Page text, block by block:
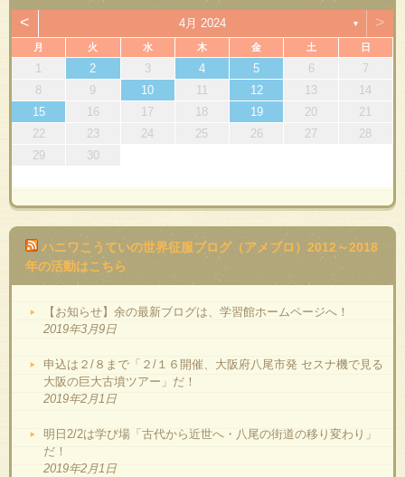
< 4月 2024 ▼ >
月 火 水 木 金 土 日
1 2 3 4 5 6
7
8
9 10 11 12 13
14
15
16 17 18 19 20
21
22
23 24 25 26 27
28
29
30
ハニワこうていの世界征服ブログ（アメブロ）2012～2018
年の活動はこちら
【お知らせ】余の最新ブログは、学習館ホームページへ！
2019年3月9日
申込は２/８まで「２/１６開催、大阪府八尾市発 セスナ機で見る
大阪の巨大古墳ツアー」だ！
2019年2月1日
明日2/2は学び場「古代から近世へ・八尾の街道の移り変わり」
だ！
2019年2月1日